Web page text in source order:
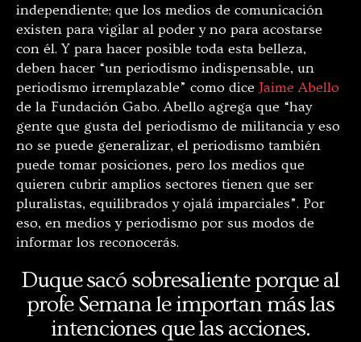
independiente; que los medios de comunicación
existen para vigilar al poder y no para acostarse
con él. Y para hacer posible toda esta belleza,
deben hacer “un periodismo indispensable, un
periodismo irremplazable” como dice Jaime Abello
de la Fundación Gabo. Abello agrega que “hay
gente que gusta del periodismo de militancia y eso
no se puede generalizar, el periodismo también
puede tomar posiciones, pero los medios que
quieren cubrir amplios sectores tienen que ser
pluralistas, equilibrados y ojalá imparciales”. Por
eso, en medios y periodismo por sus modos de
informar los reconocerás.
Duque sacó sobresaliente porque al
profe Semana le importan más las
intenciones que las acciones.